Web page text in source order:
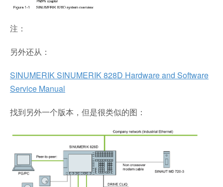
注：
另外还从：
SINUMERIK SINUMERIK 828D Hardware and Software
Service Manual
找到另外一个版本，但是很类似的图：